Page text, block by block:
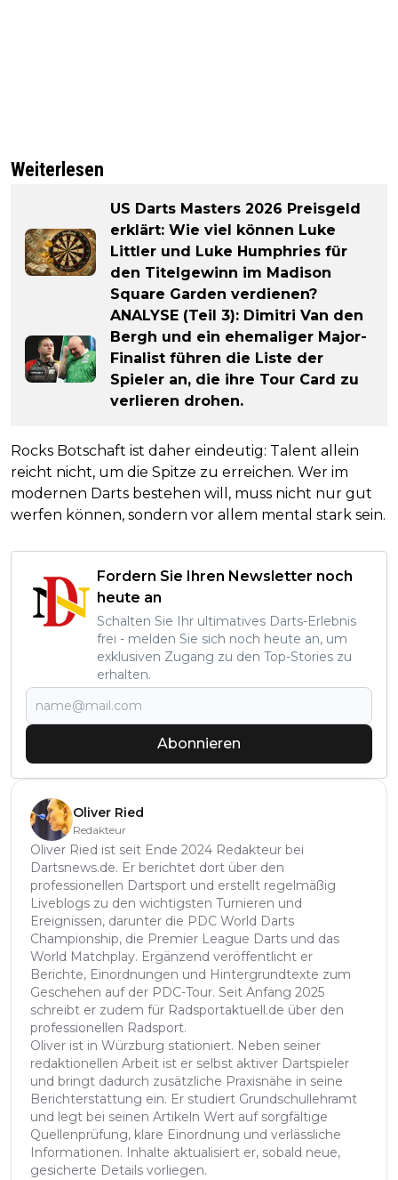
Weiterlesen
US Darts Masters 2026 Preisgeld
erklärt: Wie viel können Luke
Littler und Luke Humphries für
den Titelgewinn im Madison
Square Garden verdienen?
ANALYSE (Teil 3): Dimitri Van den
Bergh und ein ehemaliger Major-
Finalist führen die Liste der
Spieler an, die ihre Tour Card zu
verlieren drohen.
Rocks Botschaft ist daher eindeutig: Talent allein
reicht nicht, um die Spitze zu erreichen. Wer im
modernen Darts bestehen will, muss nicht nur gut
werfen können, sondern vor allem mental stark sein.
Fordern Sie Ihren Newsletter noch
heute an
Schalten Sie Ihr ultimatives Darts-Erlebnis
frei - melden Sie sich noch heute an, um
exklusiven Zugang zu den Top-Stories zu
erhalten.
Abonnieren
Oliver Ried
Redakteur
Oliver Ried ist seit Ende 2024 Redakteur bei
Dartsnews.de. Er berichtet dort über den
professionellen Dartsport und erstellt regelmäßig
Liveblogs zu den wichtigsten Turnieren und
Ereignissen, darunter die PDC World Darts
Championship, die Premier League Darts und das
World Matchplay. Ergänzend veröffentlicht er
Berichte, Einordnungen und Hintergrundtexte zum
Geschehen auf der PDC-Tour. Seit Anfang 2025
schreibt er zudem für Radsportaktuell.de über den
professionellen Radsport.
Oliver ist in Würzburg stationiert. Neben seiner
redaktionellen Arbeit ist er selbst aktiver Dartspieler
und bringt dadurch zusätzliche Praxisnähe in seine
Berichterstattung ein. Er studiert Grundschullehramt
und legt bei seinen Artikeln Wert auf sorgfältige
Quellenprüfung, klare Einordnung und verlässliche
Informationen. Inhalte aktualisiert er, sobald neue,
gesicherte Details vorliegen.